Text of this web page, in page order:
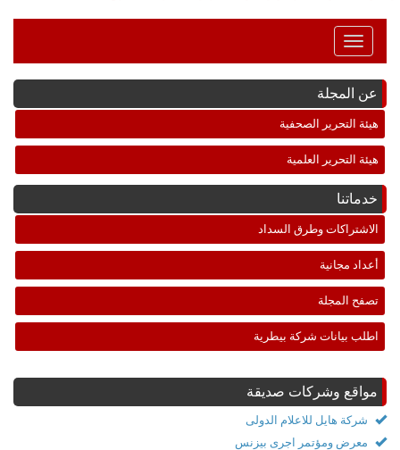
Toggle
Navigation
عن المجلة
هيئة التحرير الصحفية
هيئة التحرير العلمية
خدماتنا
الاشتراكات وطرق السداد
أعداد مجانية
تصفح المجلة
اطلب بيانات شركة بيطرية
مواقع وشركات صديقة
شركة هايل للاعلام الدولى
معرض ومؤتمر اجرى بيزنس